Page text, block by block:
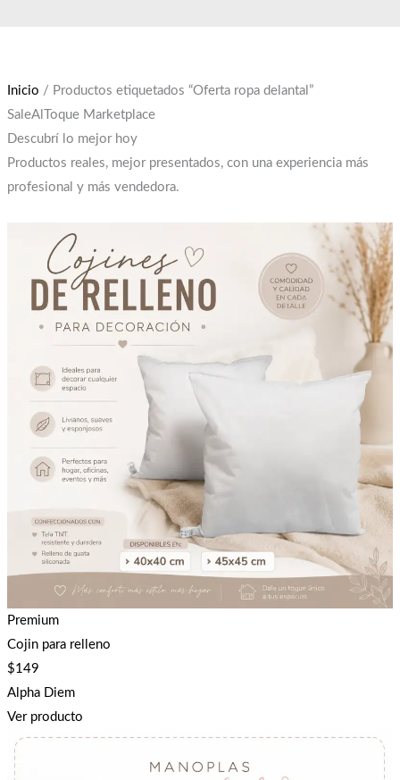
Inicio / Productos etiquetados “Oferta ropa delantal”
SaleAlToque Marketplace
Descubrí lo mejor hoy
Productos reales, mejor presentados, con una experiencia más
profesional y más vendedora.
Premium
Cojin para relleno
$149
Alpha Diem
Ver producto
era:
$12,000.
es:
$10,000.